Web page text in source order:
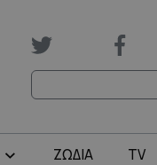
ΖΩΔΙΑ TV